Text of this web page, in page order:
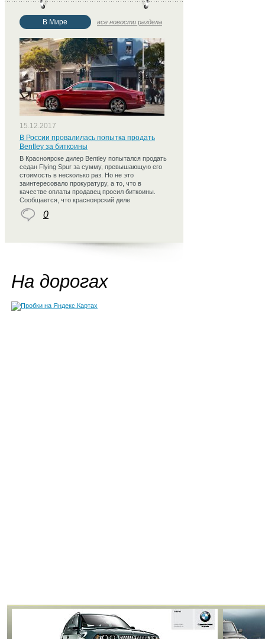
В Мире все новости раздела
15.12.2017
В России провалилась попытка продать
Bentley за биткоины
В Красноярске дилер Bentley попытался продать
седан Flying Spur за сумму, превышающую его
стоимость в несколько раз. Но не это
заинтересовало прокуратуру, а то, что в
качестве оплаты продавец просил биткоины.
Сообщается, что красноярский диле
0
На дорогах